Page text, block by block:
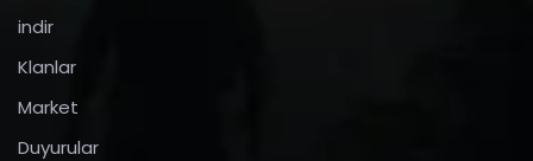
indir
Klanlar
Market
Duyurular